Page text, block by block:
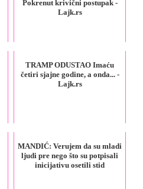
Pokrenut krivični postupak -
Lajk.rs
TRAMP ODUSTAO Imaću
četiri sjajne godine, a onda... -
Lajk.rs
MANDIĆ: Verujem da su mladi
ljudi pre nego što su potpisali
inicijativu osetili stid